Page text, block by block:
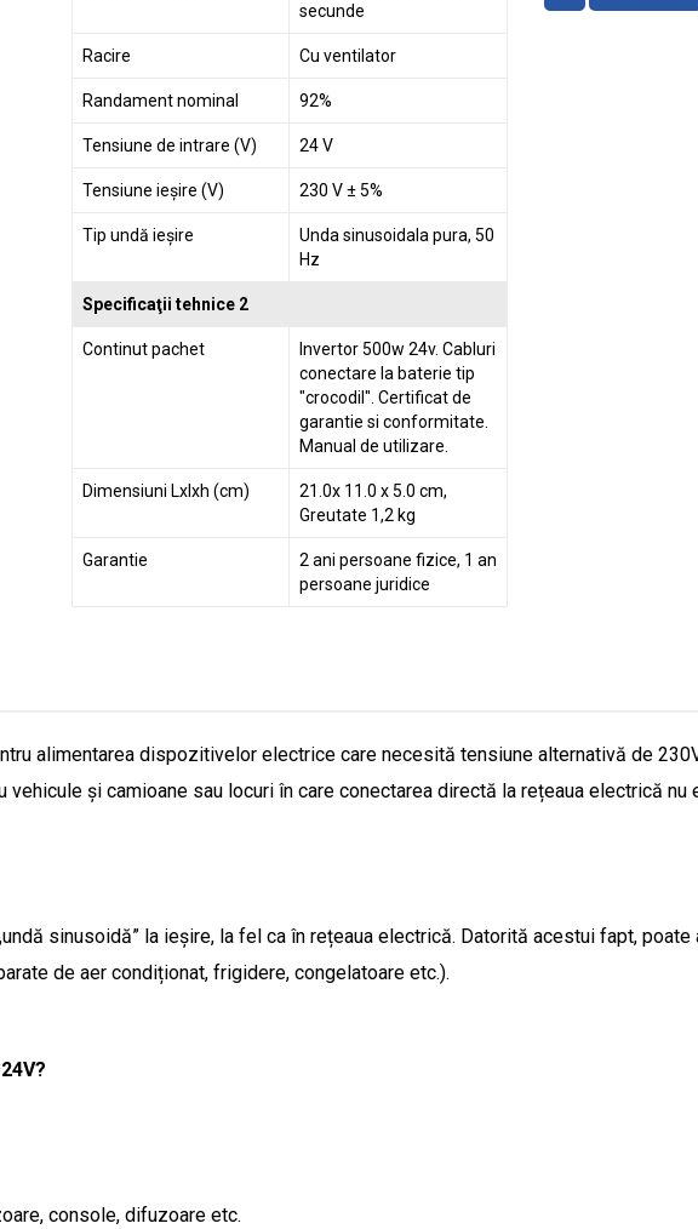
secunde
Racire Cu ventilator
Randament nominal 92%
Tensiune de intrare (V) 24 V
Tensiune ieșire (V) 230 V ± 5%
Tip undă ieșire
Unda sinusoidala pura, 50
Hz
Specificaţii tehnice 2
Continut pachet
Invertor 500w 24v. Cabluri
conectare la baterie tip
"crocodil". Certificat de
garantie si conformitate.
Manual de utilizare.
Dimensiuni Lxlxh (cm)
21.0x 11.0 x 5.0 cm,
Greutate 1,2 kg
Garantie
2 ani persoane fizice, 1 an
persoane juridice
alimentarea dispozitivelor electrice care necesită tensiune alternativă de
vehicule și camioane sau locuri în care conectarea directă la rețeaua electrică nu
sinusoidă” la ieșire, la fel ca în rețeaua electrică. Datorită acestui fapt,
de aer condiționat, frigidere, congelatoare etc.).
console, difuzoare etc.